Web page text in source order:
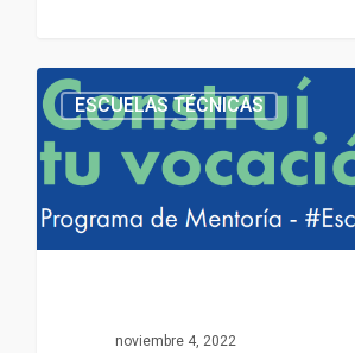
ESCUELAS TÉCNICAS
noviembre 4, 2022